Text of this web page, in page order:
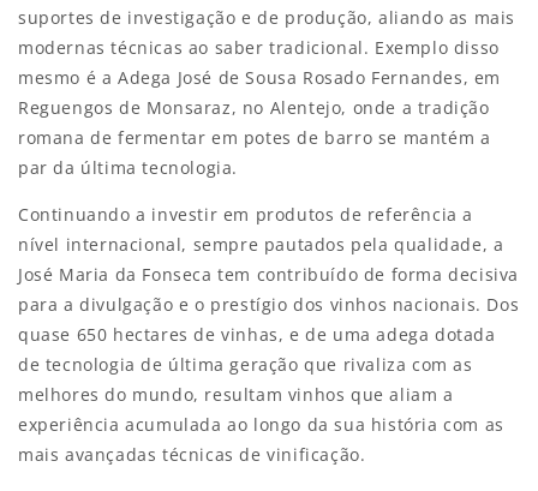
suportes de investigação e de produção, aliando as mais
modernas técnicas ao saber tradicional. Exemplo disso
mesmo é a Adega José de Sousa Rosado Fernandes, em
Reguengos de Monsaraz, no Alentejo, onde a tradição
romana de fermentar em potes de barro se mantém a
par da última tecnologia.
Continuando a investir em produtos de referência a
nível internacional, sempre pautados pela qualidade, a
José Maria da Fonseca tem contribuído de forma decisiva
para a divulgação e o prestígio dos vinhos nacionais. Dos
quase 650 hectares de vinhas, e de uma adega dotada
de tecnologia de última geração que rivaliza com as
melhores do mundo, resultam vinhos que aliam a
experiência acumulada ao longo da sua história com as
mais avançadas técnicas de vinificação.